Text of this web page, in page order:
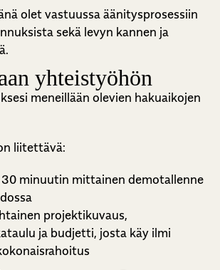
olet vastuussa äänitysprosessiin
sekä levyn kannen ja
yhteistyöhön
meneillään olevien hakuaikojen
liitettävä:
minuutin mittainen demotallenne
projektikuvaus,
ja budjetti, josta käy ilmi